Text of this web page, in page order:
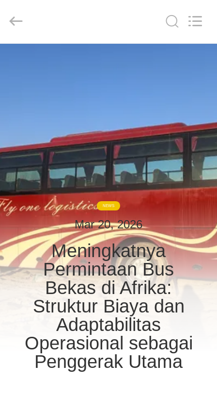
TUR
PABRIK
KONTROL
KUALITAS
HUBUNGI
KAMI
PERMINTAAN
PENAWARAN
SITEMAP
KEBIJAKAN
LTD..
NEWS
Mar 20, 2026
Meningkatnya
Permintaan Bus
Bekas di Afrika:
Struktur Biaya dan
Adaptabilitas
Operasional sebagai
Penggerak Utama